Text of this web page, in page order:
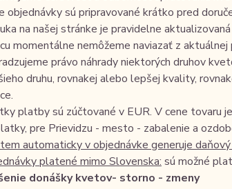
objednávky sú pripravované krátko pred
na našej stránke je pravidelne
momentálne nemôžeme naviazať z
právo náhrady niektorých druhov
druhu, rovnakej alebo lepšej kvality,
platby sú zúčtované v EUR. V cene tovaru
pre Prievidzu - mesto - zabalenie a
automaticky v objednávke generuje
platené mimo Slovenska:sú možné
donášky kvetov- storno - zmeny